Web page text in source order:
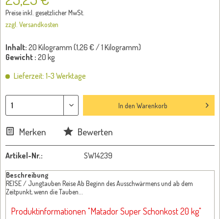
Preise inkl. gesetzlicher MwSt.
zzgl. Versandkosten
Inhalt: 20 Kilogramm (1,26 € / 1 Kilogramm)
Gewicht : 20 kg
Lieferzeit: 1-3 Werktage
In den Warenkorb
Merken Bewerten
Artikel-Nr.: SW14239
Beschreibung
REISE / Jungtauben Reise Ab Beginn des Ausschwärmens und ab dem
Zeitpunkt, wenn die Tauben...
Produktinformationen "Matador Super Schonkost 20 kg"